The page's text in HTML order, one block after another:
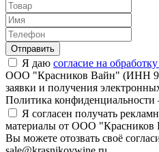
Отправить
Я даю согласие на
ООО "Красников Вайн" (ИНН
заявки и получения
Политика
Я согласен получать
материалы от ООО "Красников
Вы можете отозвать своё